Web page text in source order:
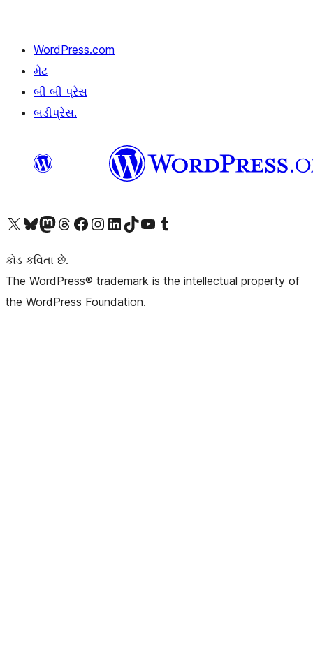
WordPress.com
મેટ
બી બી પ્રેસ
બડીપ્રેસ.
અમારા X (અગાઉ ટ્વિટર) એકાઉન્ટની મુલાકાત લોઅમારા Bluesky એકાઉન્ટની મુલાકાત લોઅમારા માસ્ટોડોન એકાઉન્ટની મુલાકાત લોઅમારા Threads એકાઉન્ટની મુલાકાત લો અમારા ફેસબુક પેજની મુલાકાત લોઅમારા ઇન્સ્ટાગ્રામ એકાઉન્ટની મુલાકાત લો અમારા LinkedIn એકાઉન્ટની મુલાકાત લોઅમારા TikTok એકાઉન્ટની મુલાકાત લોઅમારી YouTube ચેનલની મુલાકાત લો અમારા Tumblr એકાઉન્ટની મુલાકાત લો
કોડ કવિતા છે.
The WordPress® trademark is the intellectual property of
the WordPress Foundation.